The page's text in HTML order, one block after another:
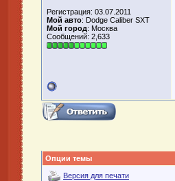
Регистрация: 03.07.2011
Мой авто: Dodge Caliber SXT
Мой город: Москва
Сообщений: 2,633
Опции темы
Версия для печати